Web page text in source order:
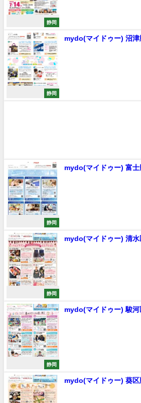
静岡
静岡
mydo(マイドゥー) 沼津
静岡
mydo(マイドゥー) 富士
静岡
mydo(マイドゥー) 清水
静岡
mydo(マイドゥー) 駿河
mydo(マイドゥー) 葵区